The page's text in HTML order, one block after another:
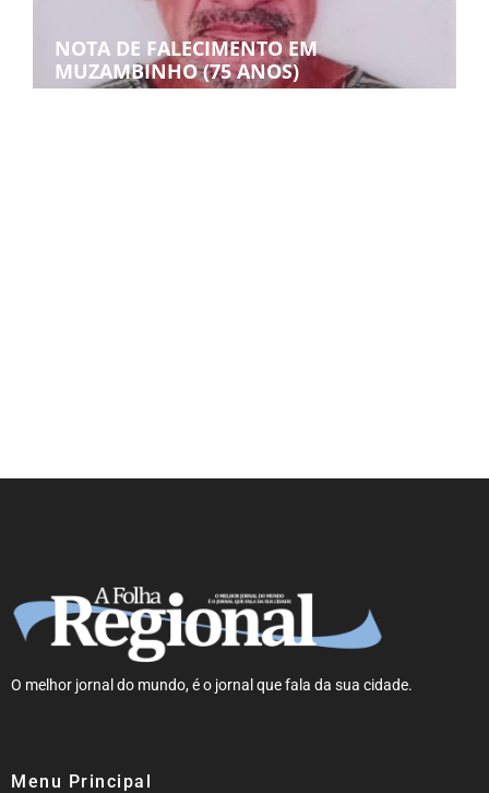
NOTA DE FALECIMENTO EM
MUZAMBINHO (75 ANOS)
O melhor jornal do mundo, é o jornal que fala da sua cidade.
Menu Principal